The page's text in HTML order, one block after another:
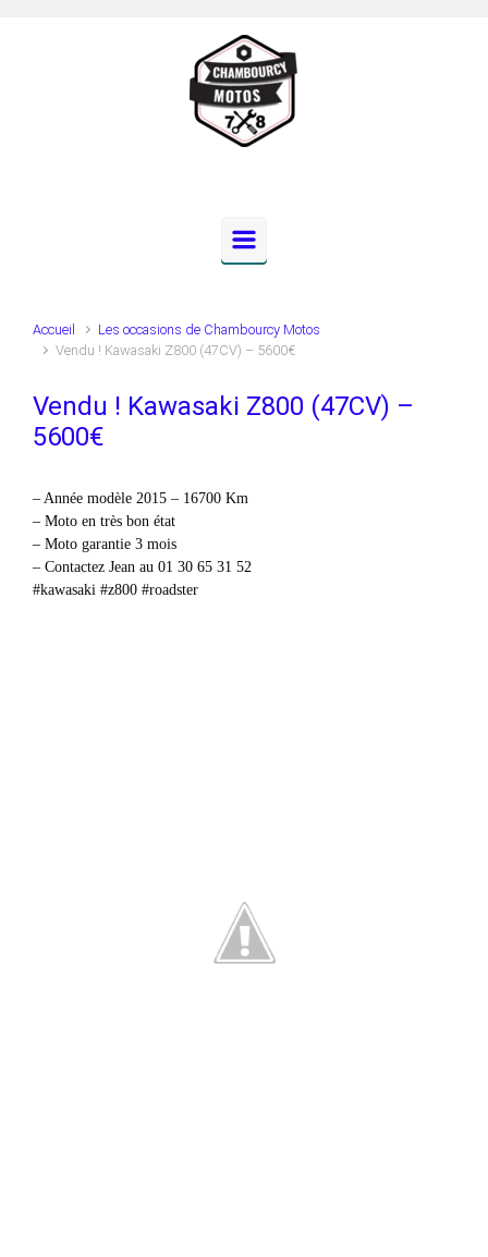
Accueil
Les occasions de Chambourcy Motos
Vendu ! Kawasaki Z800 (47CV) – 5600€
Vendu ! Kawasaki Z800 (47CV) –
5600€
– Année modèle 2015 – 16700 Km
– Moto en très bon état
– Moto garantie 3 mois
– Contactez Jean au 01 30 65 31 52
#kawasaki #z800 #roadster